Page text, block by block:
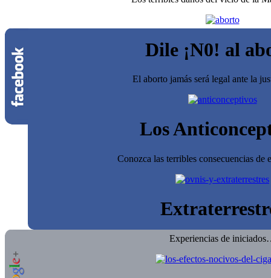
Dile ¡N0! al
El aborto jamás será legal ante la
Los
Conozca las terribles consecuencias de
Experiencias de